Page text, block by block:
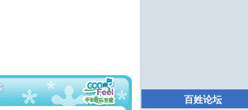
万快乐！千万要健康！千万
不要忘记我！
想起你,而是这样的日子才
百姓论坛